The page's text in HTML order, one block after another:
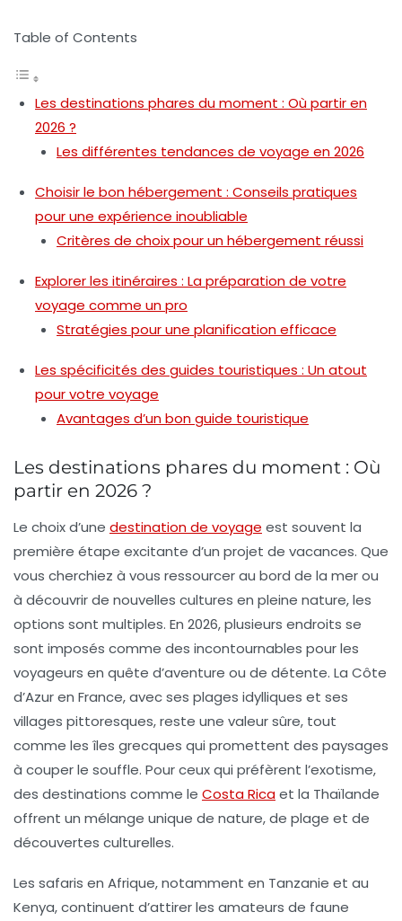
Table of Contents
Les destinations phares du moment : Où partir en
2026 ?
Les différentes tendances de voyage en 2026
Choisir le bon hébergement : Conseils pratiques
pour une expérience inoubliable
Critères de choix pour un hébergement réussi
Explorer les itinéraires : La préparation de votre
voyage comme un pro
Stratégies pour une planification efficace
Les spécificités des guides touristiques : Un atout
pour votre voyage
Avantages d’un bon guide touristique
Les destinations phares du moment : Où
partir en 2026 ?
Le choix d’une destination de voyage est souvent la
première étape excitante d’un projet de vacances. Que
vous cherchiez à vous ressourcer au bord de la mer ou
à découvrir de nouvelles cultures en pleine nature, les
options sont multiples. En 2026, plusieurs endroits se
sont imposés comme des incontournables pour les
voyageurs en quête d’aventure ou de détente. La Côte
d’Azur en France, avec ses plages idylliques et ses
villages pittoresques, reste une valeur sûre, tout
comme les îles grecques qui promettent des paysages
à couper le souffle. Pour ceux qui préfèrent l’exotisme,
des destinations comme le Costa Ricaet la Thaïlande
offrent un mélange unique de nature, de plage et de
découvertes culturelles.
Les safaris en Afrique, notamment en Tanzanie et au
Kenya, continuent d’attirer les amateurs de faune